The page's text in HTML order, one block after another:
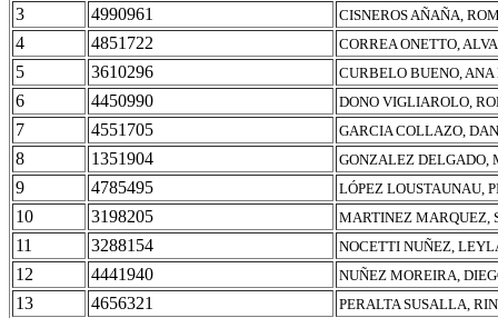
3 4990961 CISNEROS AÑAÑA,
4 4851722 CORREA ONETTO,
5 3610296 CURBELO BUENO,
6 4450990 DONO VIGLIAROLO,
7 4551705 GARCIA COLLAZO,
8 1351904 GONZALEZ DELGADO,
9 4785495 LÓPEZ LOUSTAUNAU,
10 3198205 MARTINEZ MARQUEZ,
11 3288154 NOCETTI NUÑEZ,
12 4441940 NUÑEZ MOREIRA,
13 4656321 PERALTA SUSALLA,